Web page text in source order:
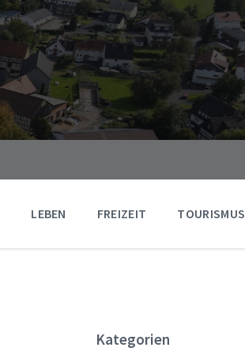
LEBEN FREIZEIT TOURISMUS
Kategorien